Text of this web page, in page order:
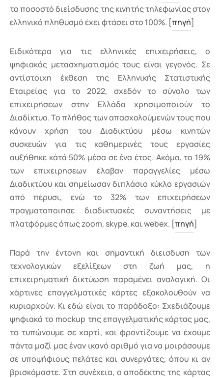
το ποσοστό διείσδυσης της κινητής τηλεφωνίας στον
ελληνικό πληθυσμό έχει φτάσει στο 100%. [πηγή]
Ειδικότερα για τις ελληνικές επιχειρήσεις, ο
ψηφιακός μετασχηματισμός τους είναι γεγονός. Σε
αντίστοιχη έκθεση της Ελληνικής Στατιστικής
Εταιρείας για το 2022, σχεδόν το σύνολο των
επιχειρήσεων στην Ελλάδα χρησιμοποιούν το
Διαδίκτυο. Το πλήθος των απασχολούμενών τους που
κάνουν χρήση του Διαδικτύου μέσω κινητών
συσκευών για τις καθημερινές τους εργασίες
αυξήθηκε κάτά 50% μέσα σε ένα έτος. Ακόμα, το 19%
των επιχειρησεων έλαβαν παραγγελίες μέσω
Διαδικτύου και σημείωσαν διπλάσιο κύκλο εργασιών
από πέρυσι, ενώ το 32% των επιχειρήσεων
πραγματοποιησε διαδικτυακές συναντήσεις με
πλατφόρμες όπως zoom, skype, και webex. [πηγή]
Παρά την έντονη και σημαντική διεισδυση των
τεχνολογικών εξελίξεων στη ζωή μας, η
επιχειρηματική δικτύωση παραμένει αναλογική. Οι
χάρτινες επαγγελματικές κάρτες εξακολουθούν να
κυριαρχούν. Κι εδώ είναι το παράδοξο: Σχεδιάζουμε
ψηφιακά το mockup της επαγγελματικής κάρτας μας,
το τυπώνουμε σε χαρτί, και φροντίζουμε να έχουμε
πάντα μαζί μας έναν ικανό αριθμό για να μοιράσουμε
σε υποψήφιους πελάτες και συνεργάτες, όπου κι αν
βρισκόμαστε. Στη συνέχεια, ο αποδέκτης της κάρτας